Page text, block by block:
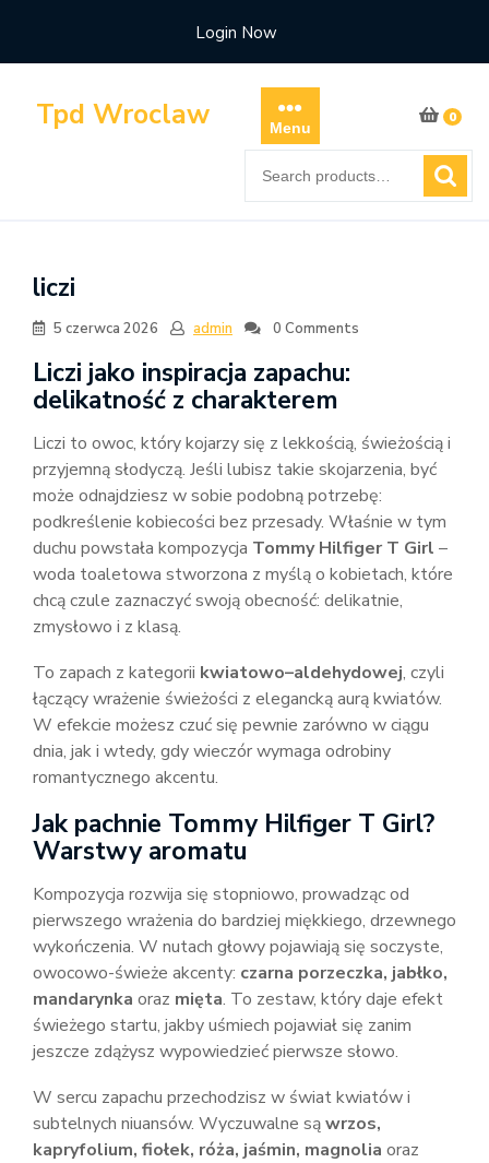
content
Login Now
Tpd Wroclaw Menu
0
for:
liczi
5 czerwca 2026 admin 0 Comments
Liczi jako inspiracja zapachu:
delikatność z charakterem
Liczi to owoc, który kojarzy się z lekkością, świeżością i
przyjemną słodyczą. Jeśli lubisz takie skojarzenia, być
może odnajdziesz w sobie podobną potrzebę:
podkreślenie kobiecości bez przesady. Właśnie w tym
duchu powstała kompozycja Tommy Hilfiger T Girl –
woda toaletowa stworzona z myślą o kobietach, które
chcą czule zaznaczyć swoją obecność: delikatnie,
zmysłowo i z klasą.
To zapach z kategorii kwiatowo–aldehydowej, czyli
łączący wrażenie świeżości z elegancką aurą kwiatów.
W efekcie możesz czuć się pewnie zarówno w ciągu
dnia, jak i wtedy, gdy wieczór wymaga odrobiny
romantycznego akcentu.
Jak pachnie Tommy Hilfiger T Girl?
Warstwy aromatu
Kompozycja rozwija się stopniowo, prowadząc od
pierwszego wrażenia do bardziej miękkiego, drzewnego
wykończenia. W nutach głowy pojawiają się soczyste,
owocowo-świeże akcenty: czarna porzeczka, jabłko,
mandarynka oraz mięta. To zestaw, który daje efekt
świeżego startu, jakby uśmiech pojawiał się zanim
jeszcze zdążysz wypowiedzieć pierwsze słowo.
W sercu zapachu przechodzisz w świat kwiatów i
subtelnych niuansów. Wyczuwalne sąwrzos,
kapryfolium, fiołek, róża, jaśmin, magnolia oraz